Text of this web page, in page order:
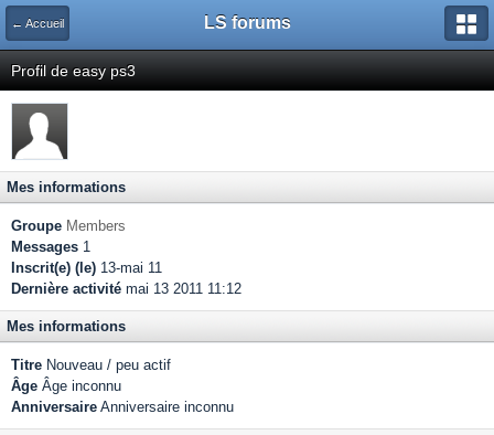
← Accueil LS forums
Profil de easy ps3
Mes informations
Groupe Members
Messages 1
Inscrit(e) (le) 13-mai 11
Dernière activité mai 13 2011 11:12
Mes informations
Titre Nouveau / peu actif
Âge Âge inconnu
Anniversaire Anniversaire inconnu